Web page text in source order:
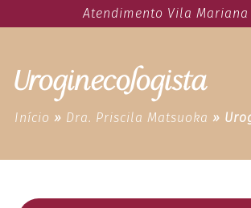
Atendimento Vila Mariana
Uroginecologista
Início » Dra. Priscila Matsuoka »